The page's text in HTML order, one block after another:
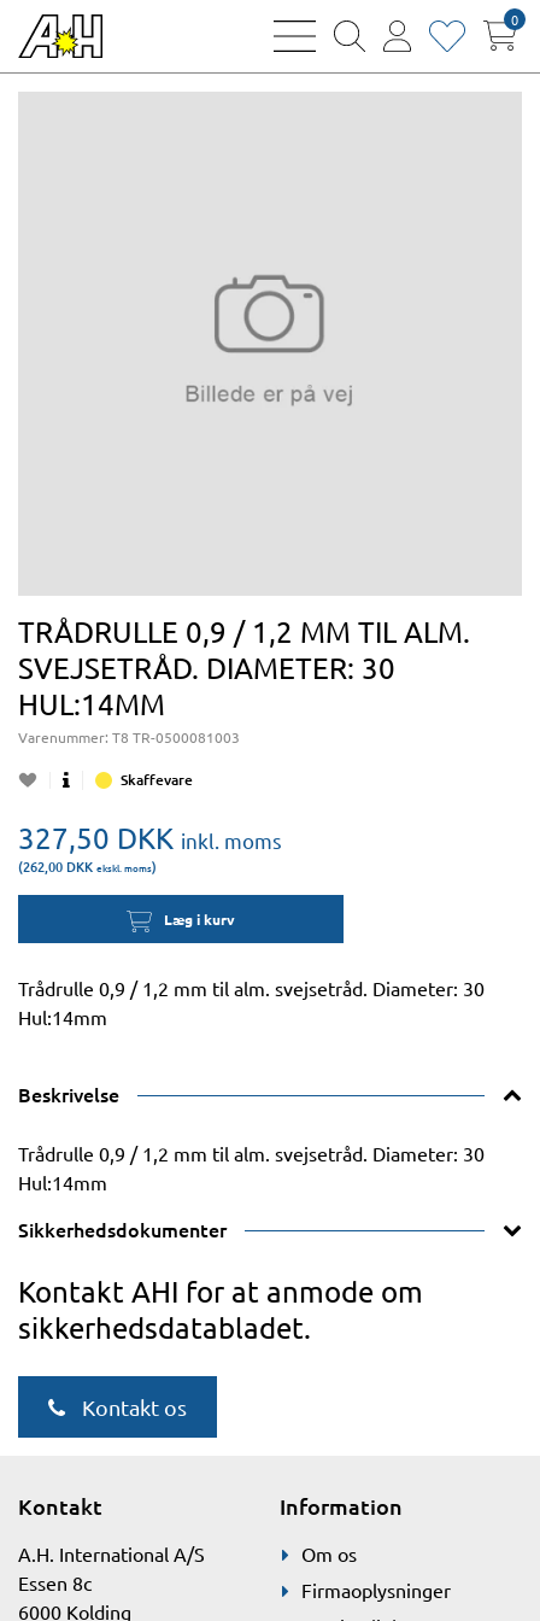
bars
thin
magnifying
thin
user
heart0
TRÅDRULLE 0,9 / 1,2 MM TIL ALM.
SVEJSETRÅD. DIAMETER: 30
HUL:14MM
Varenummer: T8 TR-0500081003
Skaffevare
327,50 DKK inkl. moms
(262,00 DKK ekskl. moms)
Læg i kurv
Trådrulle 0,9 / 1,2 mm til alm. svejsetråd. Diameter: 30
Hul:14mm
Beskrivelse
Trådrulle 0,9 / 1,2 mm til alm. svejsetråd. Diameter: 30
Hul:14mm
Sikkerhedsdokumenter
Kontakt AHI for at anmode om
sikkerhedsdatabladet.
Kontakt os
Kontakt
A.H. International A/S
Essen 8c
6000 Kolding
Information
Om os
Firmaoplysninger